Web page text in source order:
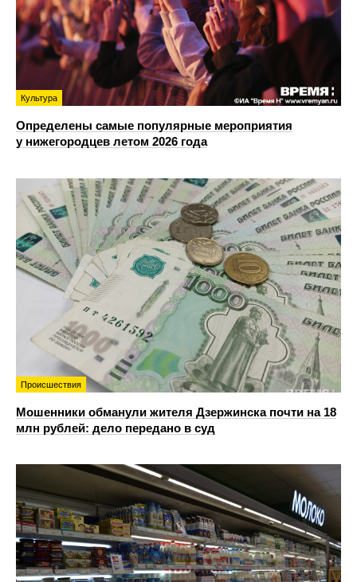
Культура
Определены самые популярные мероприятия
у нижегородцев летом 2026 года
Происшествия
Мошенники обманули жителя Дзержинска почти на 18
млн рублей: дело передано в суд